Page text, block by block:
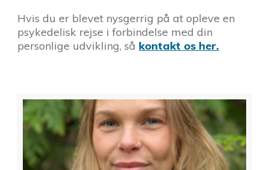
Hvis du er blevet nysgerrig på at opleve en
psykedelisk rejse i forbindelse med din
personlige udvikling, så kontakt os her.